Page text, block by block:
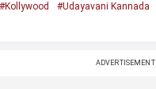
#Kollywood #Udayavani Kannada
ADVERTISEMENT